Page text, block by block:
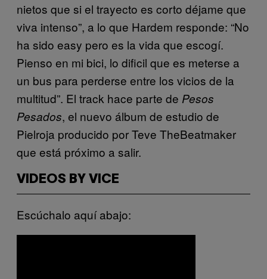
nietos que si el trayecto es corto déjame que
viva intenso”, a lo que Hardem responde: “No
ha sido easy pero es la vida que escogí.
Pienso en mi bici, lo dificil que es meterse a
un bus para perderse entre los vicios de la
multitud”. El track hace parte de Pesos
Pesados, el nuevo álbum de estudio de
Pielroja producido por Teve TheBeatmaker
que está próximo a salir.
VIDEOS BY VICE
Escúchalo aquí abajo: